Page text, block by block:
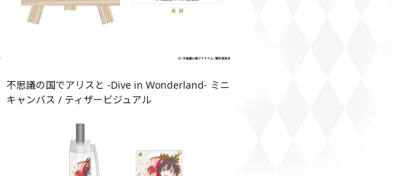
不思議の国でアリスと -Dive in Wonderland- ミニ
キャンバス / ティザービジュアル